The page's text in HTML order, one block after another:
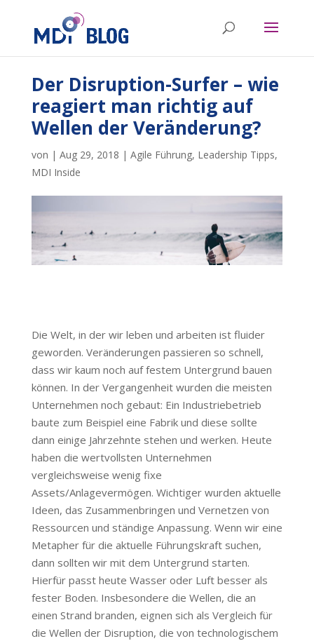
Der Disruption-Surfer – wie
reagiert man richtig auf
Wellen der Veränderung?
von | Aug 29, 2018 | Agile Führung, Leadership Tipps,
MDI Inside
Die Welt, in der wir leben und arbeiten ist fluider
geworden. Veränderungen passieren so schnell,
dass wir kaum noch auf festem Untergrund bauen
können. In der Vergangenheit wurden die meisten
Unternehmen noch gebaut: Ein Industriebetrieb
baute zum Beispiel eine Fabrik und diese sollte
dann einige Jahrzehnte stehen und werken. Heute
haben die wertvollsten Unternehmen
vergleichsweise wenig fixe
Assets/Anlagevermögen. Wichtiger wurden aktuelle
Ideen, das Zusammenbringen und Vernetzen von
Ressourcen und ständige Anpassung. Wenn wir eine
Metapher für die aktuelle Führungskraft suchen,
dann sollten wir mit dem Untergrund starten.
Hierfür passt heute Wasser oder Luft besser als
fester Boden. Insbesondere die Wellen, die an
einen Strand branden, eignen sich als Vergleich für
die Wellen der Disruption, die von technologischem